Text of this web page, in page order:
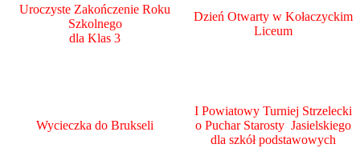
Uroczyste Zakończenie Roku
Szkolnego
dla Klas 3
Dzień Otwarty w Kołaczyckim
Liceum
Wycieczka do Brukseli
I Powiatowy Turniej Strzelecki
o Puchar Starosty Jasielskiego
dla szkół podstawowych